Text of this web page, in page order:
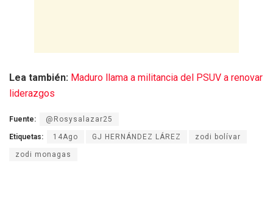
Lea también: Maduro llama a militancia del PSUV a renovar
liderazgos
Fuente: @Rosysalazar25
Etiquetas: 14Ago GJ HERNÁNDEZ LÁREZ zodi bolívar
zodi monagas